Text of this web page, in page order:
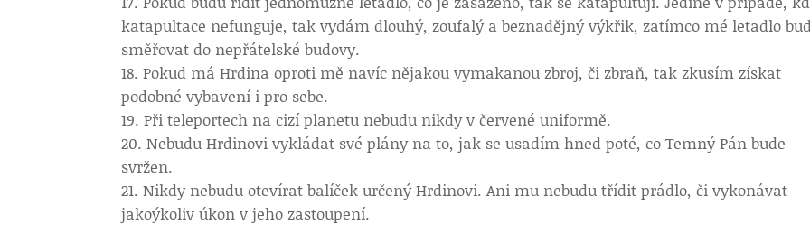
katapultace nefunguje, tak vydám dlouhý, zoufalý a beznadějný výkřik, zatímco mé letadlo
směřovat do nepřátelské budovy.
Pokud má Hrdina oproti mě navíc nějakou vymakanou zbroj, či zbraň, tak zkusím získat
podobné vybavení i pro sebe.
Při teleportech na cizí planetu nebudu nikdy v červené uniformě.
Nebudu Hrdinovi vykládat své plány na to, jak se usadím hned poté, co Temný Pán bude
svržen.
Nikdy nebudu otevírat balíček určený Hrdinovi. Ani mu nebudu třídit prádlo, či vykonávat
jakoýkoliv úkon v jeho zastoupení.